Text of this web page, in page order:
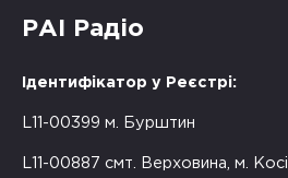
РАІ Радіо
Ідентифікатор у Реєстрі:
L11-00399 м. Бурштин
L11-00887 смт. Верховина, м.